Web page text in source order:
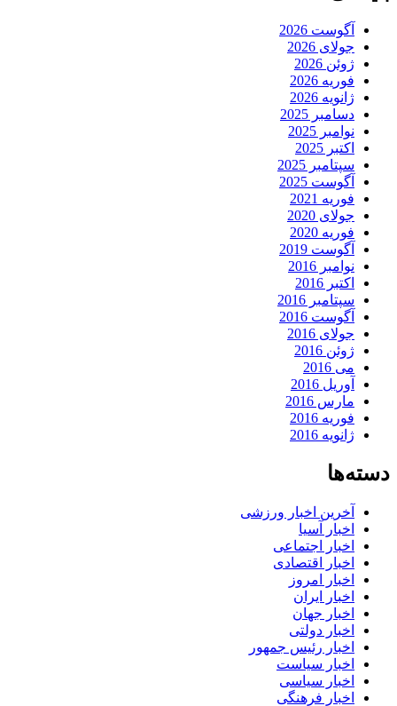
آگوست 2026
جولای 2026
ژوئن 2026
فوریه 2026
ژانویه 2026
دسامبر 2025
نوامبر 2025
اکتبر 2025
سپتامبر 2025
آگوست 2025
فوریه 2021
جولای 2020
فوریه 2020
آگوست 2019
نوامبر 2016
اکتبر 2016
سپتامبر 2016
آگوست 2016
جولای 2016
ژوئن 2016
می 2016
آوریل 2016
مارس 2016
فوریه 2016
ژانویه 2016
دسته‌ها
آخرین اخبار ورزشی
اخبار آسیا
اخبار اجتماعی
اخبار اقتصادی
اخبار امروز
اخبار ایران
اخبار جهان
اخبار دولتی
اخبار رئیس جمهور
اخبار سیاست
اخبار سیاسی
اخبار فرهنگی